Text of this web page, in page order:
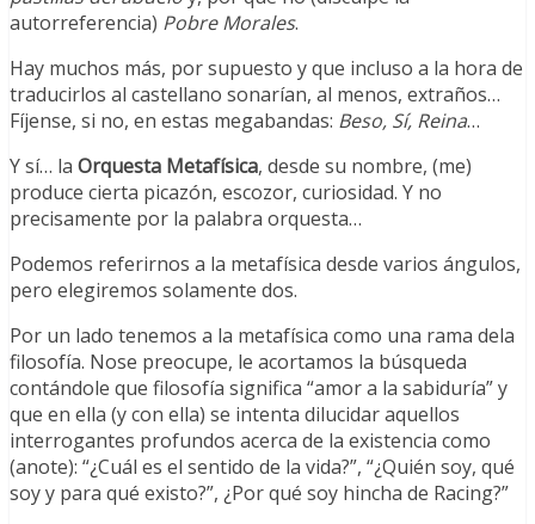
autorreferencia) Pobre Morales.
Hay muchos más, por supuesto y que incluso a la hora de
traducirlos al castellano sonarían, al menos, extraños…
Fíjense, si no, en estas megabandas: Beso, Sí, Reina…
Y sí… la Orquesta Metafísica, desde su nombre, (me)
produce cierta picazón, escozor, curiosidad. Y no
precisamente por la palabra orquesta…
Podemos referirnos a la metafísica desde varios ángulos,
pero elegiremos solamente dos.
Por un lado tenemos a la metafísica como una rama dela
filosofía. Nose preocupe, le acortamos la búsqueda
contándole que filosofía significa “amor a la sabiduría” y
que en ella (y con ella) se intenta dilucidar aquellos
interrogantes profundos acerca de la existencia como
(anote): “¿Cuál es el sentido de la vida?”, “¿Quién soy, qué
soy y para qué existo?”, ¿Por qué soy hincha de Racing?”